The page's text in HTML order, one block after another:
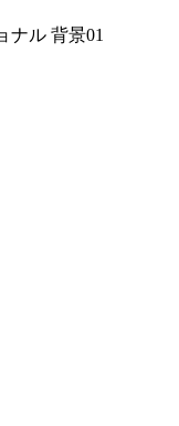
ナル 背景01